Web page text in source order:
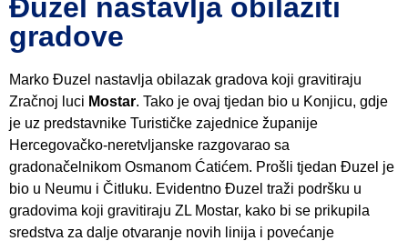
Đuzel nastavlja obilaziti
gradove
Marko Đuzel nastavlja obilazak gradova koji gravitiraju
Zračnoj luci Mostar. Tako je ovaj tjedan bio u Konjicu, gdje
je uz predstavnike Turističke zajednice županije
Hercegovačko-neretvljanske razgovarao sa
gradonačelnikom Osmanom Ćatićem. Prošli tjedan Đuzel je
bio u Neumu i Čitluku. Evidentno Đuzel traži podršku u
gradovima koji gravitiraju ZL Mostar, kako bi se prikupila
sredstva za dalje otvaranje novih linija i povećanje